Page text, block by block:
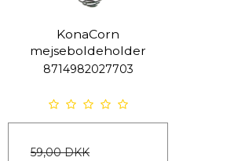
KonaCorn
mejseboldeholder
8714982027703
59,00 DKK